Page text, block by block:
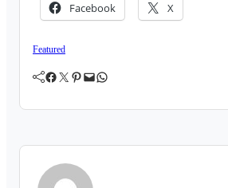
Facebook X
Featured
Facebook Twitter Pinterest Mail WhatsApp